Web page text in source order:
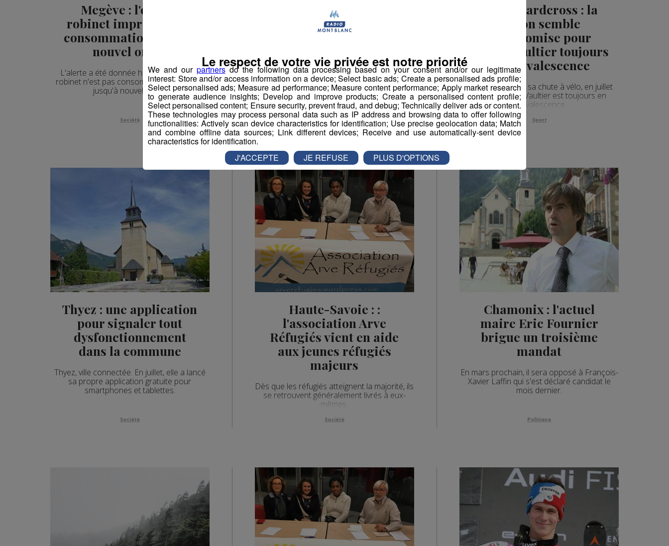
Megève : l'eau du
robinet impropre à la
consommation jusqu'à
nouvel ordre
L'alerte a été donnée hier soir : l'eau du
robinet n'est pas consommable à Megève
jusqu'à nouvel ordre.
Société
Muriel Pénicaud, la
ministre du Travail,
invitée exceptionnelle
ce vendredi
Muriel Pénicaud, la ministre du Travail, sera
en direct de nos studios dès 8h15.
Politique
Snowboardcross : la
saison semble
compromise pour
Pierre Vaultier toujours
en convalescence
Deux mois après sa chute à vélo, en juillet
dernier, Pierre Vaultier est toujours en
convalescence.
Sport
Thyez : une application
pour signaler tout
dysfonctionnement
dans la commune
Thyez, ville connectée. En juillet, elle a lancé
sa propre application gratuite pour
smartphones et tablettes.
Société
Haute-Savoie : :
l'association Arve
Réfugiés vient en aide
aux jeunes réfugiés
majeurs
Dès que les réfugiés atteignent la majorité, ils
se retrouvent généralement livrés à eux-
mêmes.
Société
Chamonix : l'actuel
maire Eric Fournier
brigue un troisième
mandat
En mars prochain, il sera opposé à François-
Xavier Laffin qui s'est déclaré candidat le
mois dernier.
Politique
We and our partnersdo the following data processing based on your consent and/or our legitimate
interest: Store and/or access information on a device; Select basic ads; Create a personalised ads profile;
Select personalised ads; Measure ad performance; Measure content performance; Apply market research
to generate audience insights; Develop and improve products; Create a personalised content profile;
Select personalised content; Ensure security, prevent fraud, and debug; Technically deliver ads or content.
These technologies may process personal data such as IP address and browsing data to offer following
functionalities: Actively scan device characteristics for identification; Use precise geolocation data; Match
and combine offline data sources; Link different devices; Receive and use automatically-sent device
characteristics for identification.
Le respect de votre vie privée est notre priorité
J'ACCEPTE JE REFUSE PLUS D'OPTIONS